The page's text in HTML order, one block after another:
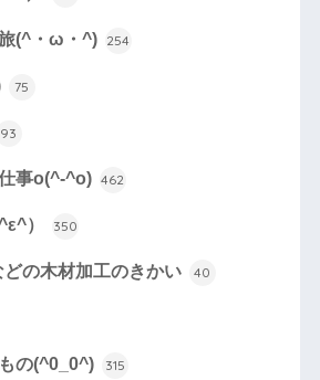
(^・ω・^) 254
75
93
事o(^-^o) 462
） 350
の木材加工のきかい 40
の(^0_0^) 315